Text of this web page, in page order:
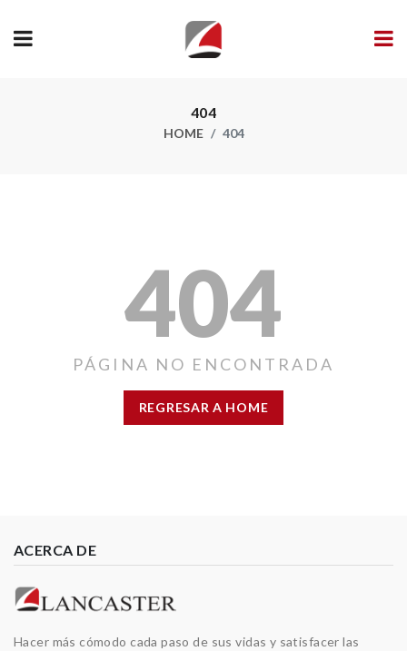
404
HOME 404
404
PÁGINA NO ENCONTRADA
REGRESAR A HOME
ACERCA DE
Hacer más cómodo cada paso de sus vidas y satisfacer las